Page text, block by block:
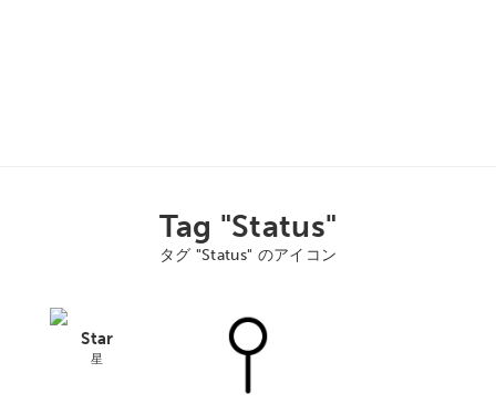
Tag "Status"
タグ "Status" のアイコン
Star
星